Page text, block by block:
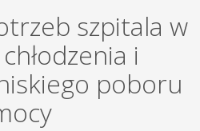
szpitala w
i
poboru